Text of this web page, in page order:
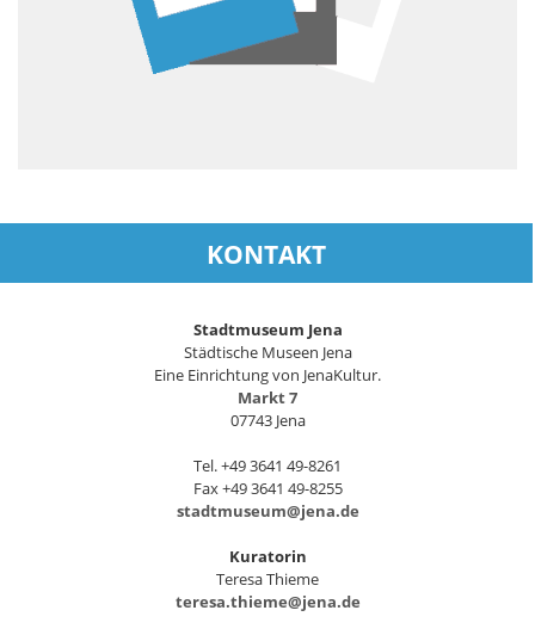
KONTAKT
Stadtmuseum Jena
Städtische Museen Jena
Eine Einrichtung von JenaKultur.
Markt 7
07743 Jena
Tel. +49 3641 49-8261
Fax +49 3641 49-8255
stadtmuseum@jena.de
Kuratorin
Teresa Thieme
teresa.thieme@jena.de